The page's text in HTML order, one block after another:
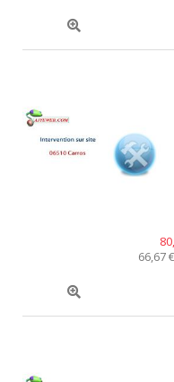
66,67